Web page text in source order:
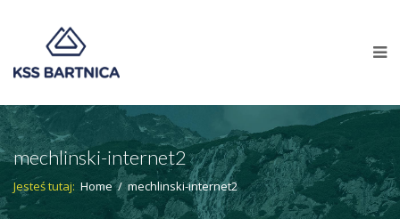
mechlinski-internet2
Jesteś tutaj: Home / mechlinski-internet2